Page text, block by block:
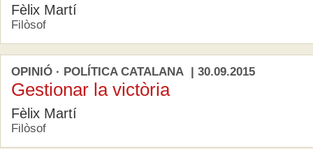
Fèlix Martí
Filòsof
OPINIÓ · POLÍTICA CATALANA | 30.09.2015
Gestionar la victòria
Fèlix Martí
Filòsof